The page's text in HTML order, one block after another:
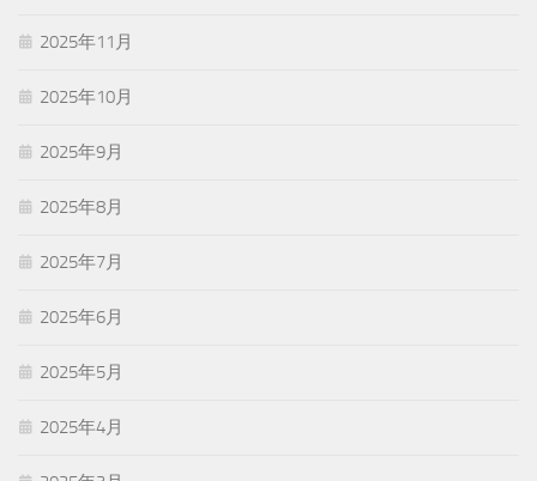
2025年11月
2025年10月
2025年9月
2025年8月
2025年7月
2025年6月
2025年5月
2025年4月